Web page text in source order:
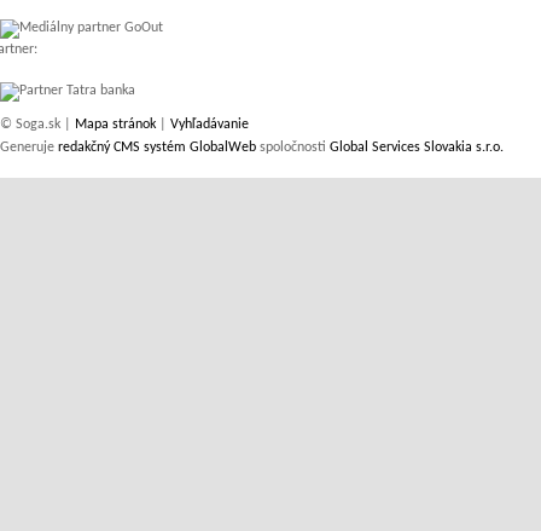
© Soga.sk | Mapa stránok
Vyhľadávanie
Generuje redakčný CMS systém GlobalWeb spoločnosti Global Services Slovakia s.r.o.